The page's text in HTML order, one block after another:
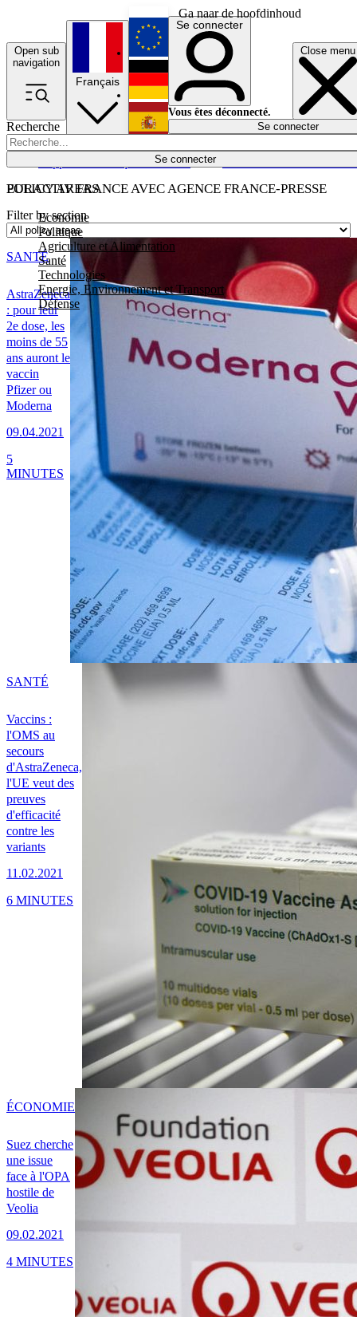
Ga naar de hoofdinhoud
Open sub
navigation
Close menu
Recherche
Se connecter
POLICY AREAS
Economie
Politique
Agriculture et Alimentation
Santé
Technologies
Energie, Environnement et Transport
Défense
Économie
Français
English
Deutsch
Español
Se connecter
Vous êtes déconnecté.
Se connecter
EURACTIV FRANCE AVEC AGENCE FRANCE-PRESSE
Filter by section
AstraZeneca
: pour leur
2e dose, les
moins de 55
ans auront le
vaccin
Pfizer ou
Moderna
09.04.2021
SANTÉ
5
MINUTES
Vaccins :
l'OMS au
secours
d'AstraZeneca,
l'UE veut des
preuves
d'efficacité
contre les
variants
11.02.2021
SANTÉ
6 MINUTES
Suez cherche
une issue
face à l'OPA
hostile de
Veolia
09.02.2021
ÉCONOMIE
4 MINUTES